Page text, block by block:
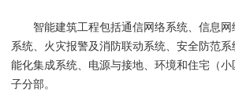
智能建筑工程包括通信网络系统、 信息
系统、火灾报警及消防联动系统、 安全防范系
能化集成系统、电源与接地、环境和住宅（
子分部。